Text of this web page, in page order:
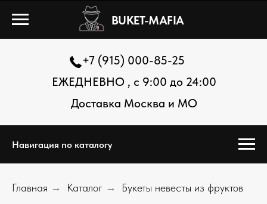
BUKET-MAFIA
+7 (915) 000-85-25
ЕЖЕДНЕВНО , с 9:00 до 24:00
Доставка Москва и МО
Навигация по каталогу
Главная → Каталог → Букеты невесты из фруктов